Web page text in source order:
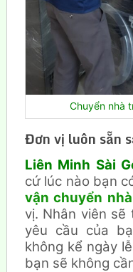
Chuyển nhà
Đơn vị luôn sẵn
Liên Minh Sài
cứ lúc nào bạn
vận chuyển
vị. Nhân viên
yêu cầu của
không kể ngày
bạn sẽ không